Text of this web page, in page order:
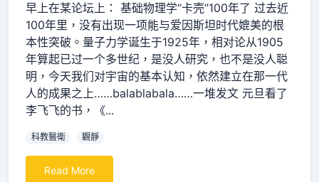
早上在某论坛上： 基础物理学“卡壳”100年了 过去近
100年里，没有出现一项能与爱因斯坦时代媲美的根
本性突破。量子力学诞生于1925年，相对论从1905
年算起已过一个多世纪，是没人研究，也不是没人聪
明，今天我们对宇宙的基本认知，依然建立在那一代
人的成果之上……balablabala……一堆发文 元旦看了
李飞飞的书，《...
科教醫衛 觀靜
Read More